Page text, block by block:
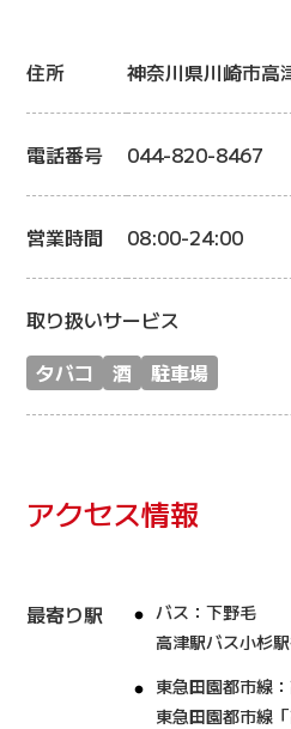
住所 神奈川県川崎市高
電話番号 044-820-8467
営業時間 08:00-24:00
取り扱いサービス
タバコ
酒 駐車場
アクセス情報
最寄り駅
バス：下野毛
高津駅バス小杉
東急田園都市線
東急田園都市線